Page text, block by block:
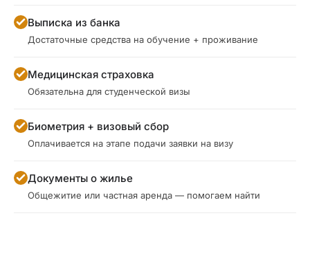
Выписка из банка
Достаточные средства на обучение + проживание
Медицинская страховка
Обязательна для студенческой визы
Биометрия + визовый сбор
Оплачивается на этапе подачи заявки на визу
Документы о жилье
Общежитие или частная аренда — помогаем найти